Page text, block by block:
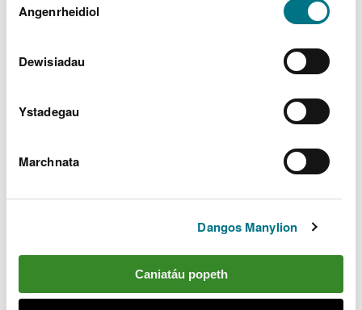
Gellirdarllen mwy am ein cwcis cyn i chi ddewis.
Caniatâd
Angenrheidiol
Dewisiadau
Ystadegau
Marchnata
Dangos Manylion
Caniatáu popeth
: Cyfleuster ailgylchu deunyddiau
Asesiad risg SR2008No15
SR2010No12
: Trin gwastraff i gynhyrchu pridd,
pridd amgen ac agregau - hyd at 75,000 o
weithgynhyrchu pren a chynhyrchion adeiladu -
hyd at 75,000 o dunelli
Asesiad risg SR2010No13